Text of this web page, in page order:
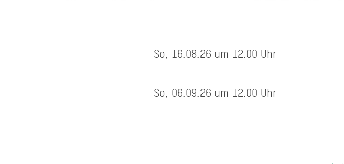
So, 16.08.26 um 12:00 Uhr
So, 06.09.26 um 12:00 Uhr